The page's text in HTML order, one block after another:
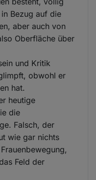
Bezug auf die
aber auch von
Oberfläche über
und Kritik
obwohl er
hat.
heutige
die
Falsch, der
wie gar nichts
Feld der